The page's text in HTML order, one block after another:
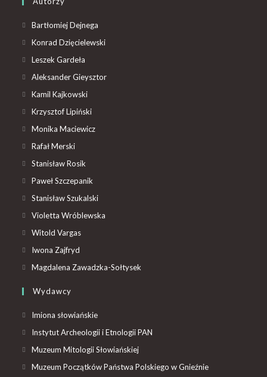
Bartłomiej Dejnega
Konrad Dzięcielewski
Leszek Gardeła
Aleksander Gieysztor
Kamil Kajkowski
Krzysztof Lipiński
Monika Maciewicz
Rafał Merski
Stanisław Rosik
Paweł Szczepanik
Stanisław Szukalski
Violetta Wróblewska
Witold Vargas
Iwona Zajfryd
Magdalena Zawadzka-Sołtysek
Wydawcy
Imiona słowiańskie
Instytut Archeologii i Etnologii PAN
Muzeum Mitologii Słowiańskiej
Muzeum Początków Państwa Polskiego w Gnieźnie